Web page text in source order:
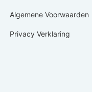
Algemene Voorwaarden
Privacy Verklaring